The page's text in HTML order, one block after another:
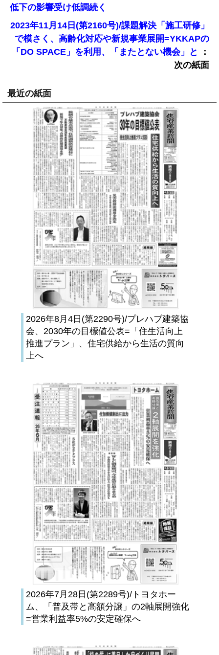
低下の影響受け低調続く
2023年11月14日(第2160号)/課題解決「施工研修」
で模さく、高齢化対応や新規事業展開=YKKAPの
「DO SPACE」を利用、「またとない機会」と
：
次の紙面
最近の紙面
2026年8月4日(第2290号)/プレハブ建築協
会、2030年の目標値公表=「住生活向上
推進プラン」、住宅供給から生活の質向
上へ
2026年7月28日(第2289号)/トヨタホー
ム、「普及帯と高額分譲」の2軸展開強化
=営業利益率5%の安定確保へ